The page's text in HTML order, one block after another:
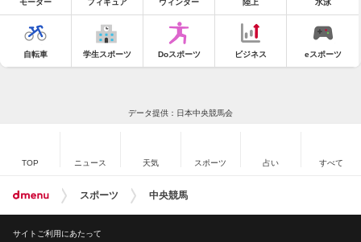
モーター フィギュア ウィンター 陸上 水泳
自転車 学生スポーツ Doスポーツ ビジネス eスポーツ
データ提供：日本中央競馬会
TOP ニュース 天気 スポーツ 占い すべて
スポーツ 中央競馬
サイトご利用にあたって